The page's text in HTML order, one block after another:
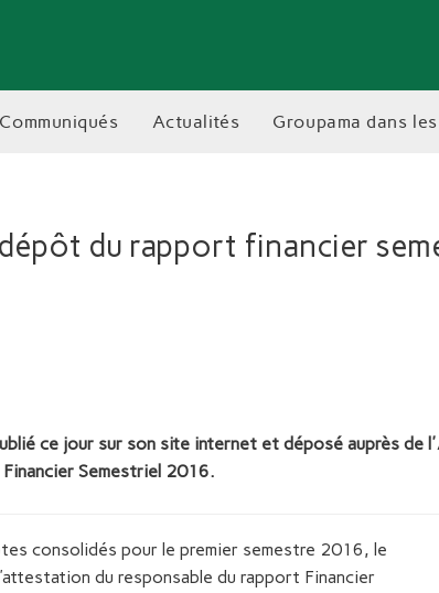
communiqués actualités groupama dans
du rapport financier
ce jour sur son site internet et déposé auprès de
Semestriel 2016.
consolidés pour le premier semestre 2016, le
du responsable du rapport Financier